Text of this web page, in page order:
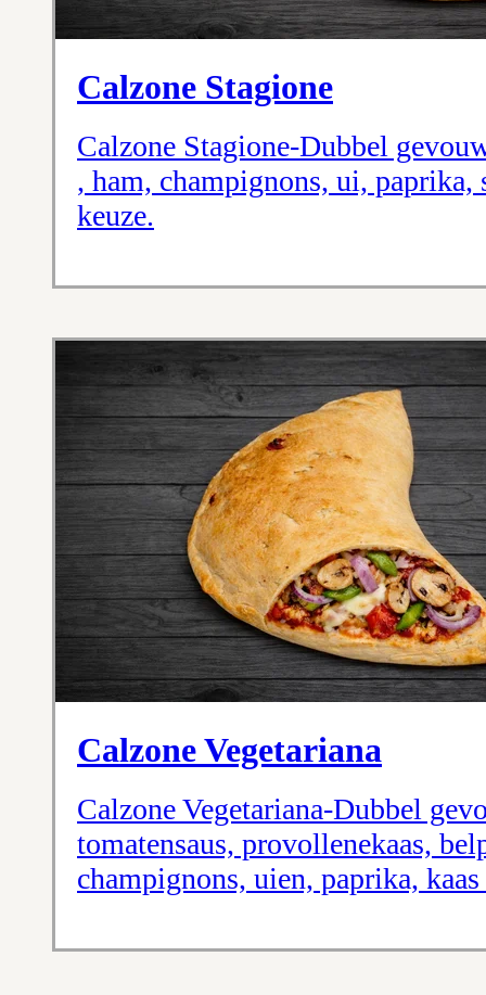
Calzone Stagione
Calzone Stagione-Dubbel
, ham, champignons, ui, paprika,
keuze.
Calzone Vegetariana
Calzone Vegetariana-Dubbel
tomatensaus, provollenekaas,
champignons, uien, paprika, kaas